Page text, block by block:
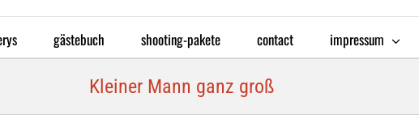
gästebuch shooting-pakete contact impressum
Kleiner Mann ganz groß